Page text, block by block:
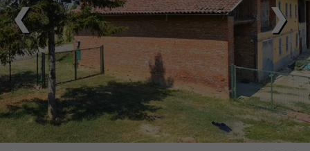
❯
❮